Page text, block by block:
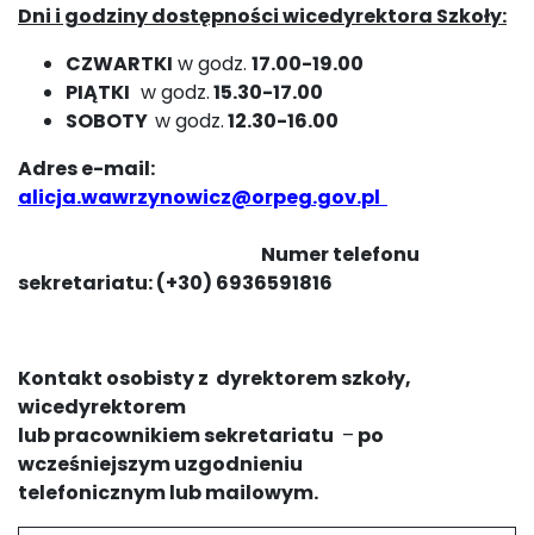
Dni i godziny dostępności wicedyrektora Szkoły:
CZWARTKI w godz. 17.00-19.00
PIĄTKI w godz.15.30-17.00
SOBOTY w godz.12.30-16.00
Adres e-mail:
alicja.wawrzynowicz@orpeg.gov.pl
Numer telefonu
sekretariatu: (+30) 6936591816
Kontakt osobisty z dyrektorem szkoły,
wicedyrektorem
lub pracownikiem sekretariatu – po
wcześniejszym uzgodnieniu
telefonicznym lub mailowym.